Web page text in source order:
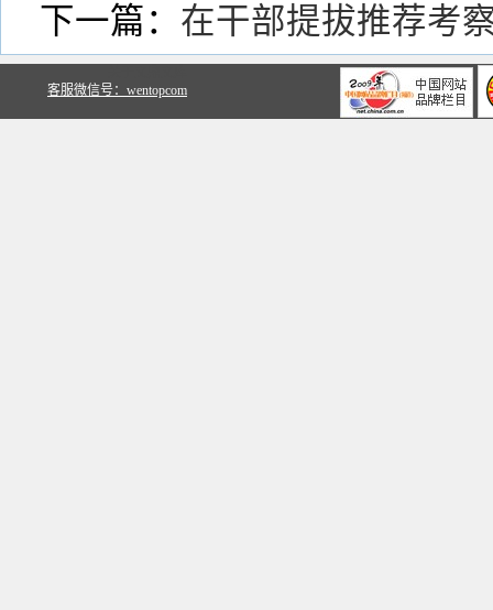
下一篇： 在干部提拔推荐考
客服微信号：wentopcom